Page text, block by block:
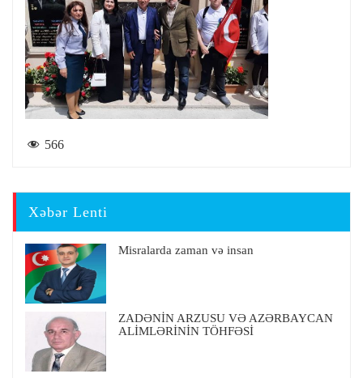
566
Xəbər Lenti
Misralarda zaman və insan
ZADƏNİN ARZUSU VƏ AZƏRBAYCAN
ALİMLƏRİNİN TÖHFƏSİ